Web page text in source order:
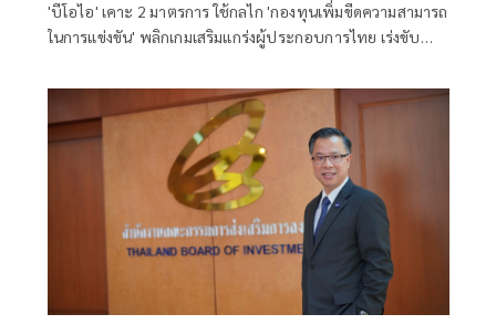
'บีโอไอ' เคาะ 2 มาตรการ ใช้กลไก 'กองทุนเพิ่มขีดความสามารถ
ในการแข่งขัน' พลิกเกมเสริมแกร่งผู้ประกอบการไทย เร่งขับ
รัฐบาล